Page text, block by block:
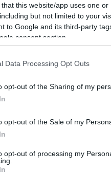
that this website/app uses one
but not limited to your
to Google and its third-party
consent section.
Data Processing Opt Outs
opt-out of the Sharing of my
opt-out of the Sale of my
opt-out of processing my
az egész évre
(NGM) friss
az idei
szereplők is egyre